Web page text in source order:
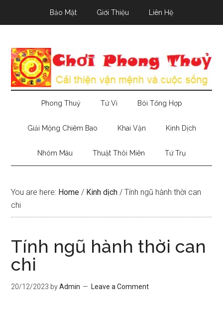
Bảo Mật Giới Thiệu Liên Hệ
Phong Thuỷ Tử Vi Bói Tổng Hợp
Giải Mộng Chiêm Bao Khai Vận Kinh Dịch
Nhóm Máu Thuật Thôi Miên Tứ Trụ
You are here: Home / Kinh dịch / Tính ngũ hành thời can
chi
Tính ngũ hành thời can
chi
20/12/2023 byAdmin Leave a Comment